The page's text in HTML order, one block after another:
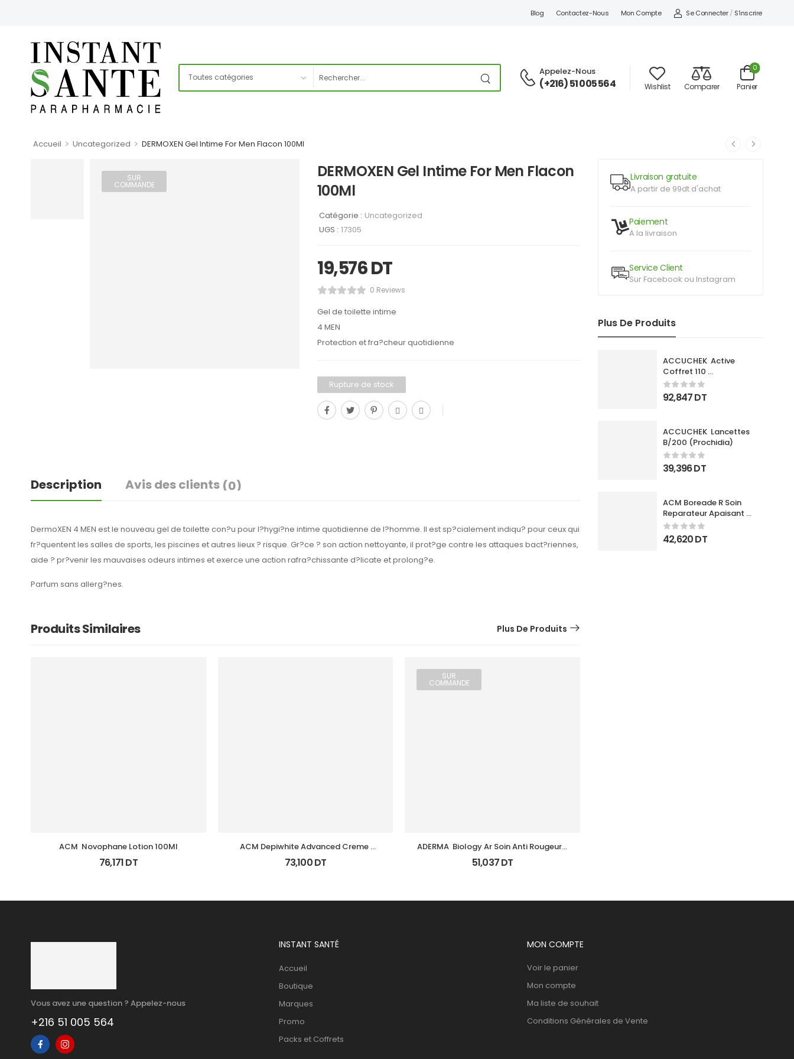
Blog Contactez-Nous Mon Compte Se Connecter / S'inscrire
Appelez-Nous :
(+216) 51 005 564 Wishlist Comparer Panier
0
Accueil > Uncategorized > DERMOXEN Gel Intime For Men Flacon 100Ml
Livraison gratuite
A partir de 99dt d'achat
Paiement
A la livraison
Service Client
Sur Facebook ou Instagram
Plus De Produits
ACCUCHEK  Active
Coffret 110
Bandlettes+Appareil
92,847DT
ACCUCHEK  Lancettes
B/200 (Prochidia)
39,396DT
ACM Boreade R Soin
Reparateur Apaisant
40Ml
42,620DT
SUR
COMMANDE
DERMOXEN Gel Intime For Men Flacon
100Ml
Catégorie : Uncategorized
UGS : 17305
19,576DT
0 Reviews
Gel de toilette intime
4 MEN
Protection et fra?cheur quotidienne
Rupture de stock
Description Avis des clients (0)
DermoXEN 4 MEN est le nouveau gel de toilette con?u pour l?hygi?ne intime quotidienne de l?homme. Il est sp?cialement indiqu? pour ceux qui
fr?quentent les salles de sports, les piscines et autres lieux ? risque. Gr?ce ? son action nettoyante, il prot?ge contre les attaques bact?riennes,
aide ? pr?venir les mauvaises odeurs intimes et exerce une action rafra?chissante d?licate et prolong?e.
Parfum sans allerg?nes.
Produits Similaires Plus De Produits
ACM  Novophane Lotion 100Ml
76,171DT
ACM Depiwhite Advanced Creme
Depigmentant Tb 40Ml
73,100DT
SUR
COMMANDE
ADERMA  Biology Ar Soin Anti Rougeurs
Tb 40 Ml
51,037DT
Vous avez une question ? Appelez-nous
+216 51 005 564
INSTANT SANTÉ
Accueil
Boutique
Marques
Promo
Packs et Coffrets
MON COMPTE
Voir le panier
Mon compte
Ma liste de souhait
Conditions Générales de Vente